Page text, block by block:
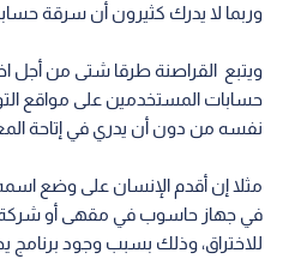
وربما لا يدرك كثيرون أن سرقة
ويتبع القراصنة طرقا شتى من أجل
حسابات المستخدمين على مواقع
نفسه من دون أن يدري في إتاحة
مثلا إن أقدم الإنسان على وضع
في جهاز حاسوب في مقهى أو
للاختراق، وذلك بسبب وجود